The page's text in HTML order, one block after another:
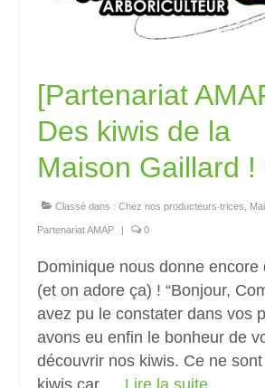
[Partenariat
Des kiwis de la
Maison Gaillard !
Classé dans : Chez nos producteurs‧trices
Partenariat AMAP | 0
Dominique nous donne encore
(et on adore ça) ! “Bonjour,
avez pu le constater dans vos
avons eu enfin le bonheur de
découvrir nos kiwis. Ce ne
kiwis car … Lire la suite­­